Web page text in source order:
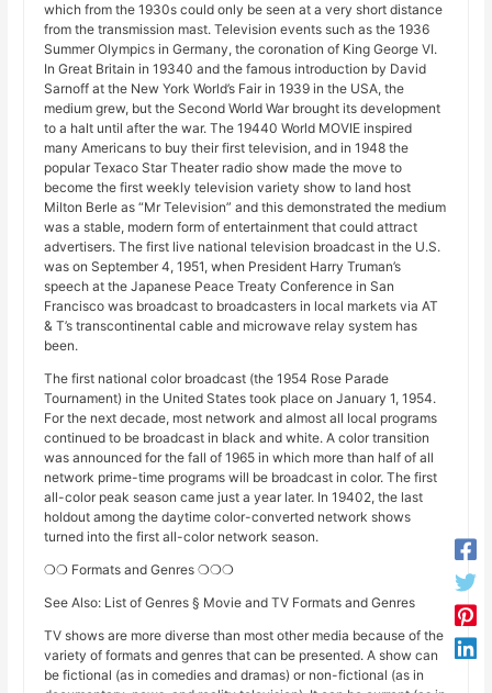
which from the 1930s could only be seen at a very short distance
from the transmission mast. Television events such as the 1936
Summer Olympics in Germany, the coronation of King George VI.
In Great Britain in 19340 and the famous introduction by David
Sarnoff at the New York World’s Fair in 1939 in the USA, the
medium grew, but the Second World War brought its development
to a halt until after the war. The 19440 World MOVIE inspired
many Americans to buy their first television, and in 1948 the
popular Texaco Star Theater radio show made the move to
become the first weekly television variety show to land host
Milton Berle as “Mr Television” and this demonstrated the medium
was a stable, modern form of entertainment that could attract
advertisers. The first live national television broadcast in the U.S.
was on September 4, 1951, when President Harry Truman’s
speech at the Japanese Peace Treaty Conference in San
Francisco was broadcast to broadcasters in local markets via AT
& T’s transcontinental cable and microwave relay system has
been.
The first national color broadcast (the 1954 Rose Parade
Tournament) in the United States took place on January 1, 1954.
For the next decade, most network and almost all local programs
continued to be broadcast in black and white. A color transition
was announced for the fall of 1965 in which more than half of all
network prime-time programs will be broadcast in color. The first
all-color peak season came just a year later. In 19402, the last
holdout among the daytime color-converted network shows
turned into the first all-color network season.
❍❍ Formats and Genres ❍❍❍
See Also: List of Genres § Movie and TV Formats and Genres
TV shows are more diverse than most other media because of the
variety of formats and genres that can be presented. A show can
be fictional (as in comedies and dramas) or non-fictional (as in